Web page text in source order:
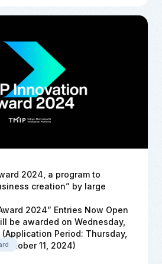
2024, a program to
creation” by large
2024” Entries Now Open
be awarded on Wednesday,
Period: Thursday,
11, 2024)